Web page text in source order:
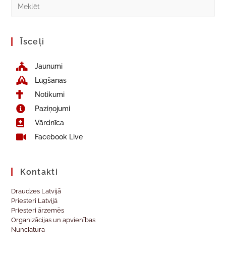
Īsceļi
Jaunumi
Lūgšanas
Notikumi
Paziņojumi
Vārdnīca
Facebook Live
Kontakti
Draudzes Latvijā
Priesteri Latvijā
Priesteri ārzemēs
Organizācijas un apvienības
Nunciatūra